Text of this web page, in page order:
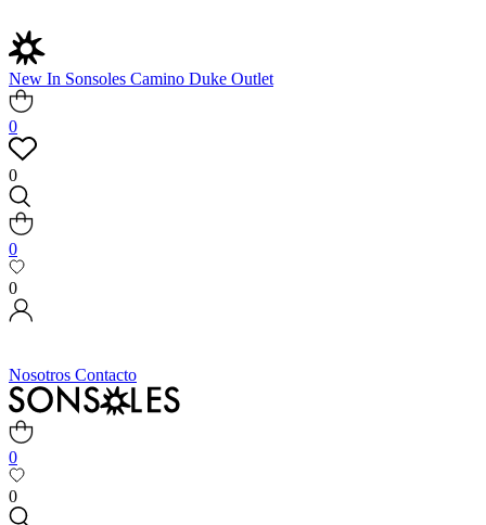
New In Sonsoles Camino Duke Outlet
0
0
0
0
Nosotros Contacto
0
0